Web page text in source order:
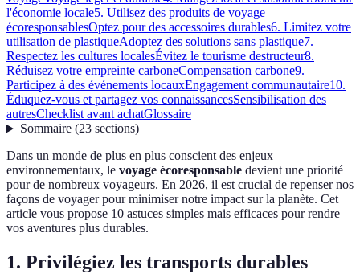
l'économie locale5. Utilisez des produits de voyage
écoresponsablesOptez pour des accessoires durables6. Limitez votre
utilisation de plastiqueAdoptez des solutions sans plastique7.
Respectez les cultures localesÉvitez le tourisme destructeur8.
Réduisez votre empreinte carboneCompensation carbone9.
Participez à des événements locauxEngagement communautaire10.
Éduquez-vous et partagez vos connaissancesSensibilisation des
autresChecklist avant achatGlossaire
Sommaire(23 sections)
Dans un monde de plus en plus conscient des enjeux
environnementaux, le voyage écoresponsable devient une priorité
pour de nombreux voyageurs. En 2026, il est crucial de repenser nos
façons de voyager pour minimiser notre impact sur la planète. Cet
article vous propose 10 astuces simples mais efficaces pour rendre
vos aventures plus durables.
1. Privilégiez les transports durables